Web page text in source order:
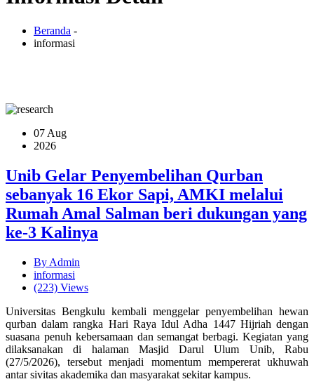
Beranda -
informasi
07 Aug
2026
Unib Gelar Penyembelihan Qurban
sebanyak 16 Ekor Sapi, AMKI melalui
Rumah Amal Salman beri dukungan yang
ke-3 Kalinya
By Admin
informasi
(223) Views
Universitas Bengkulu kembali menggelar penyembelihan hewan
qurban dalam rangka Hari Raya Idul Adha 1447 Hijriah dengan
suasana penuh kebersamaan dan semangat berbagi. Kegiatan yang
dilaksanakan di halaman Masjid Darul Ulum Unib, Rabu
(27/5/2026), tersebut menjadi momentum mempererat ukhuwah
antar sivitas akademika dan masyarakat sekitar kampus.